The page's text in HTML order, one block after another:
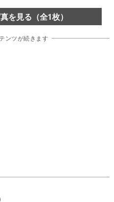
を見る（全1枚）
ンツが続きます